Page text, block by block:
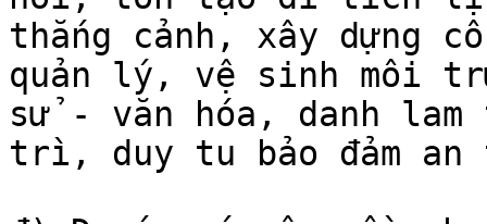
thắng cảnh, xây dựng
quản lý, vệ sinh môi
sử - văn hóa, danh lam
trì, duy tu bảo đảm an